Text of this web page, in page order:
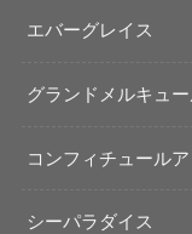
エバーグレイス
グランドメルキュ
コンフィチュールア
シーパラダイス